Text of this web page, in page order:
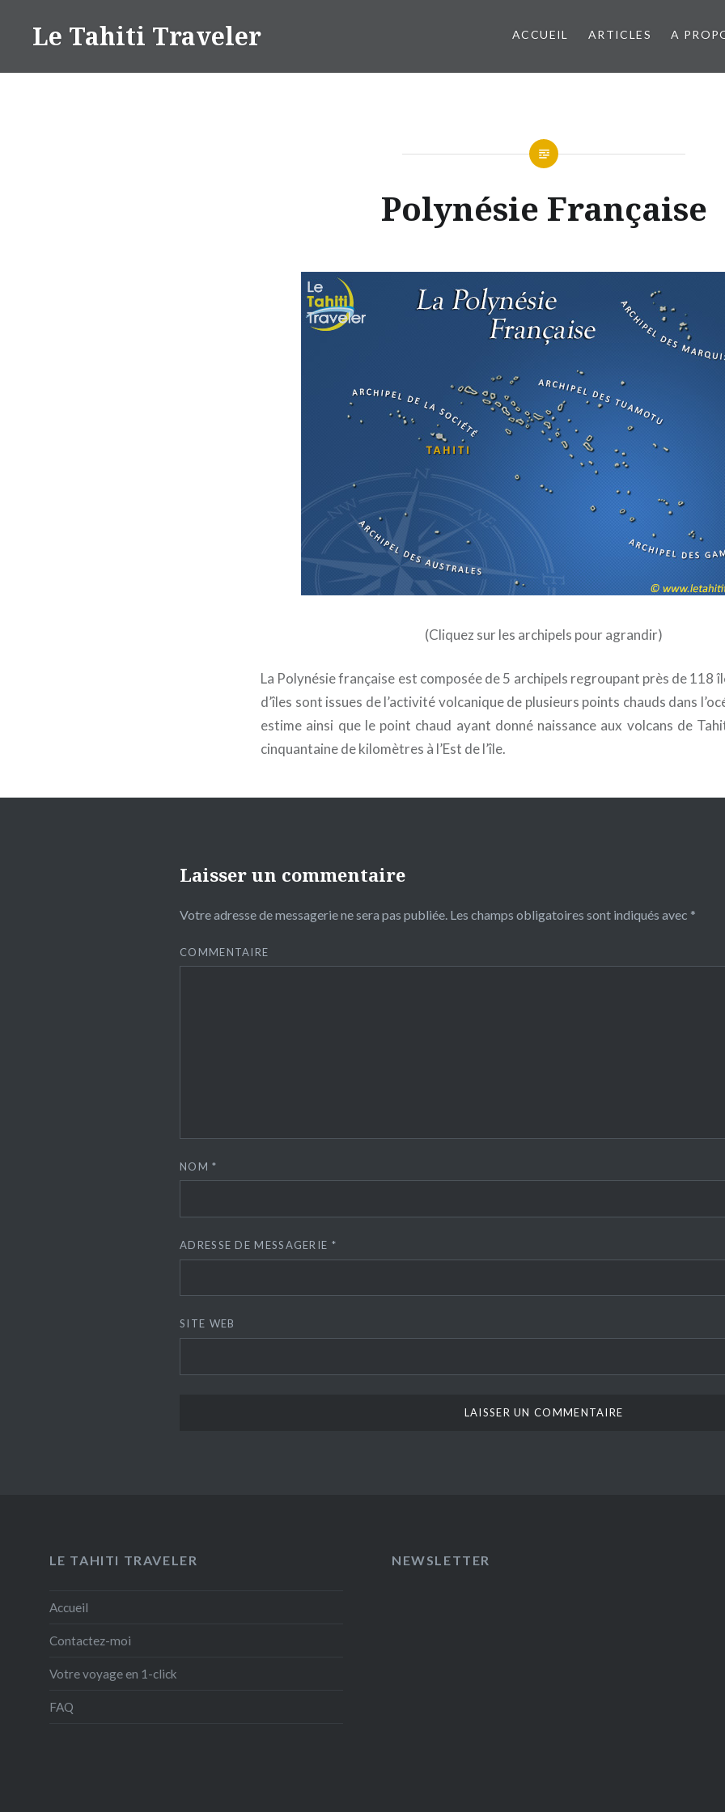
Le Tahiti Traveler ACCUEIL ARTICLES A
Polynésie Française
(Cliquez sur les archipels pour agrandir)
La Polynésie française est composée de 5 archipels regroupant près de 118
d’îles sont issues de l’activité volcanique de plusieurs points chauds dans
estime ainsi que le point chaud ayant donné naissance aux volcans de
cinquantaine de kilomètres à l’Est de l’île.
Laisser un commentaire
Votre adresse de messagerie ne sera pas publiée. Les champs obligatoires sont indiqués avec *
COMMENTAIRE
NOM*
ADRESSE DE MESSAGERIE *
SITE WEB
LE TAHITI TRAVELER
Accueil
Contactez-moi
Votre voyage en 1-click
FAQ
NEWSLETTER